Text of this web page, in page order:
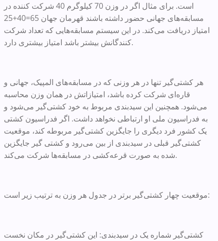
است. برای مثال اگر در وزن 70 کیلوگرم 40 شرکت کننده در
مسابقه‌های جهانی حضور داشته باشند قهرمان جهان 65=40+25
امتیاز دریافت می‌کند. در این سیستم مسابقه‌هایی که تعداد شرکت
کنندگانش بیشتر باشد امتیاز بیشتری دارد.
هر کشتی‌گیر تنها در هر وزنی که در مسابقه‌های المپیک، جهانی و
قاره‌ای شرکت کرده باشد، امتیازاتش در همان وزن محاسبه
می‌شود. همچنین این سیدبندی مربوط به خود کشتی‌گیر می‌شود و
به فدراسیون ملی او ارتباطی نخواهد داشت. اگر فدراسیون کشتی
یک کشور فرد دیگری را جایگزین کشتی‌گیر مربوطه کند، موقعیت
کشتی‌گیر قبلی در سیدبندی از بین می‌رود و کشتی گیر جایگزین
شده به صورت قرعه‌کشی در مسابقه‌ها شرکت می‌کند.
موقعیت چهار کشتی‌گیر برتر در جدول هر وزن به ترتیب زیر است:
کشتی‌گیر شماره یک در سیدبندی: این کشتی‌گیر در مکان نخست